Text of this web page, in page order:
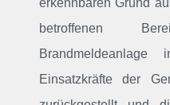
erkennbaren Grund
betroffenen
Einsatzkräfte der